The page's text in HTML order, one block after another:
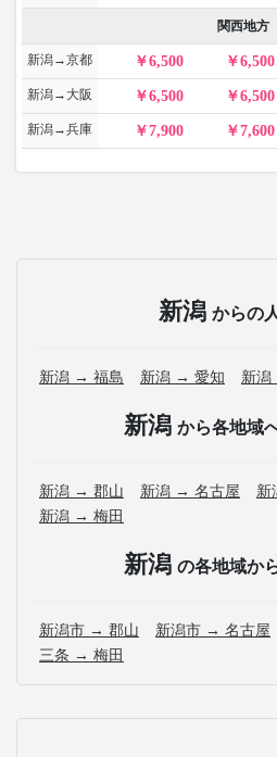
関西地方
新潟→京都 6,500 6,500
新潟→大阪 6,500 6,500
新潟→兵庫 7,900 7,600
新潟 からの
新潟 → 福島 新潟 → 愛知 新
新潟 から各地域
新潟 → 郡山 新潟 → 名古屋
新
新潟 → 梅田
新潟 の各地域か
新潟市 → 郡山 新潟市 → 名古屋
三条 → 梅田